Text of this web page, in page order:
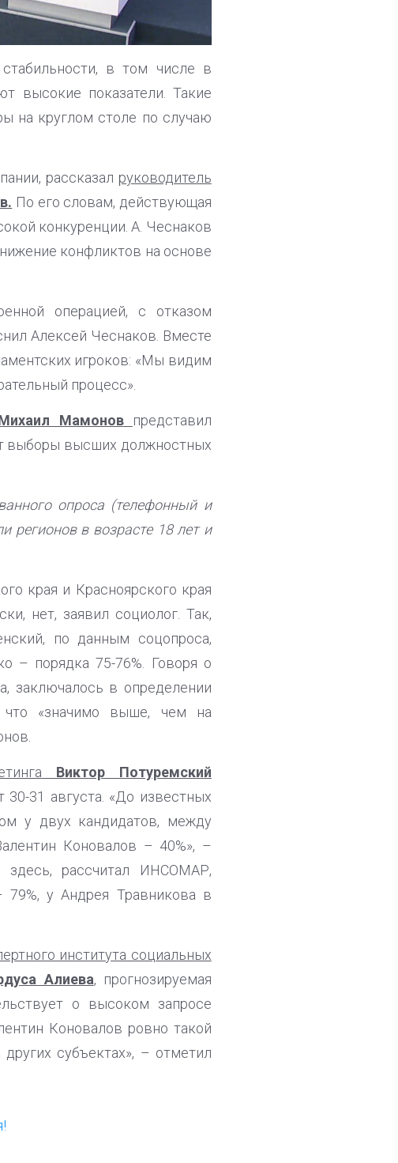
в том числе в
высокие показатели. Такие
на круглом столе по случаю
рассказал руководитель
По его словам, действующая
конкуренции. А. Чеснаков
конфликтов на основе
операцией, с отказом
Алексей Чеснаков. Вместе
игроков: «Мы видим
процесс».
Мамонов
представил
выборы высших должностных
опроса (телефонный и
регионов в возрасте 18 лет и
края и Красноярского края
нет, заявил социолог. Так,
по данным соцопроса,
– порядка 75-76%. Говоря о
в определении
что «значимо выше, чем на
Виктор Потуремский
30-31 августа. «До известных
у двух кандидатов, между
Коновалов – 40%», –
здесь, рассчитал ИНСОМАР,
у Андрея Травникова в
института социальных
Алиева, прогнозируемая
о высоком запросе
Коновалов ровно такой
субъектах», – отметил